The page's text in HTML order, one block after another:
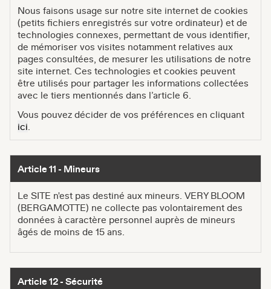
Nous faisons usage sur notre site internet de cookies
(petits fichiers enregistrés sur votre ordinateur) et de
technologies connexes, permettant de vous identifier,
de mémoriser vos visites notamment relatives aux
pages consultées, de mesurer les utilisations de notre
site internet. Ces technologies et cookies peuvent
être utilisés pour partager les informations collectées
avec le tiers mentionnés dans l’article 6.
Vous pouvez décider de vos préférences en cliquant
ici
Article 11 - Mineurs
Le SITE n'est pas destiné aux mineurs. VERY BLOOM
(BERGAMOTTE) ne collecte pas volontairement des
données à caractère personnel auprès de mineurs
âgés de moins de 15 ans.
Article 12 - Sécurité